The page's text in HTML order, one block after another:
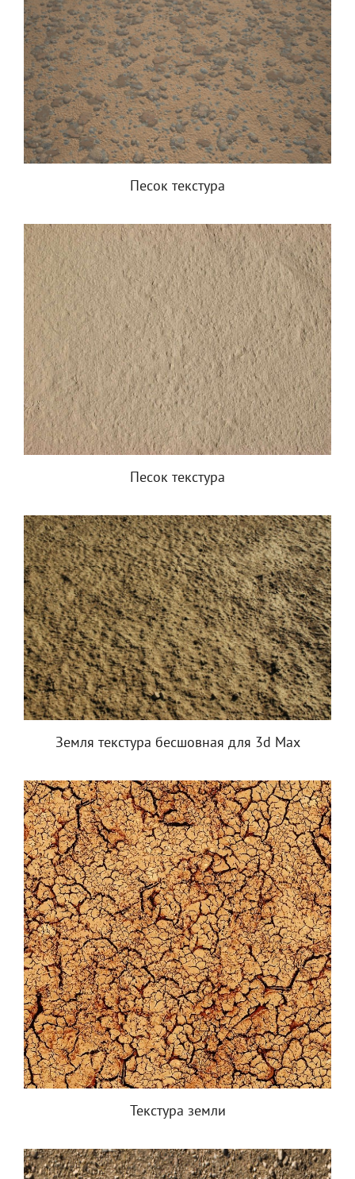
Песок текстура
Песок текстура
Земля текстура бесшовная для 3d Max
Текстура земли